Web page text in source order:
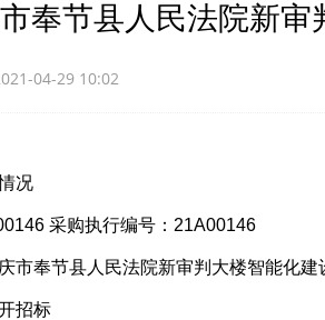
奉节县人民法院新
04-29 10:02
况
采购执行编号：21A00146
奉节县人民法院新审判大楼智能化建
招标